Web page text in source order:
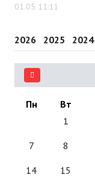
01.05 11:11
2026 2025 2024
Пн Вт
1
7 8
14 15